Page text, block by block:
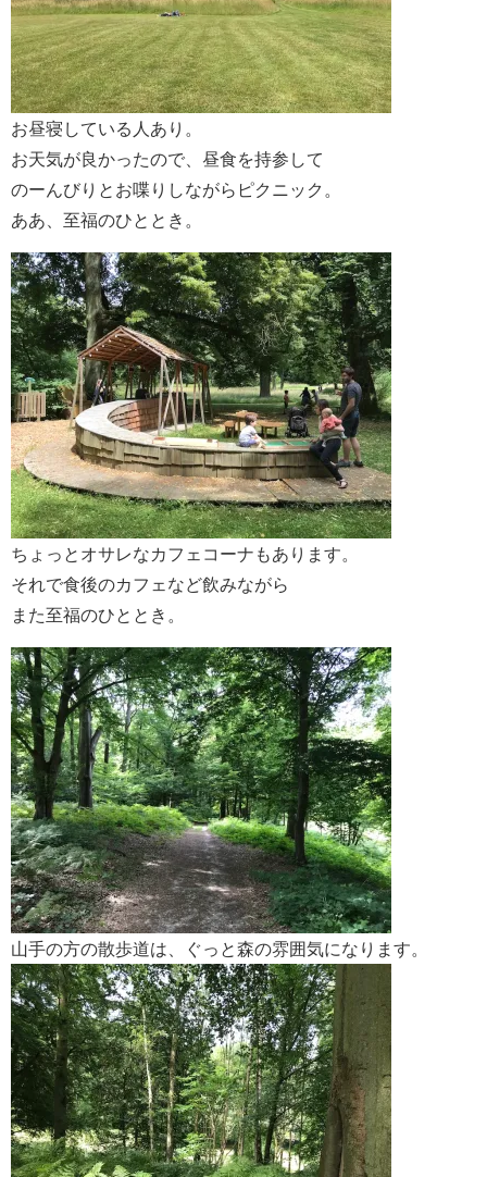
お昼寝している人あり。
お天気が良かったので、昼食を持参して
のーんびりとお喋りしながらピクニック。
ああ、至福のひととき。
ちょっとオサレなカフェコーナもあります。
それで食後のカフェなど飲みながら
また至福のひととき。
山手の方の散歩道は、ぐっと森の雰囲気になります。